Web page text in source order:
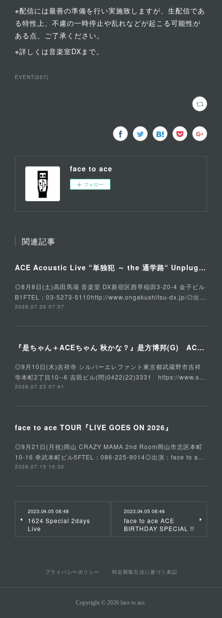
※配信には最善の準備を行い実施致しますが、生配信であ
る特性上、不慮の一時停止や乱れなどが起こる可能性が
ある点、ご了承ください。
※詳しくは音楽室DXまで。
EVENT(257)
face to ace
フォロー
関連記事
ACE Acoustic Live “単独犯 ～ the 通学路“ Unplugged Special
◎8月8日(土)高田馬場 音楽室 DX新宿区西早稲田3-20-4 金子ビル
B1FTEL：03-5273-5110http://www.ongakushitsu-dx.jp/◎出…
2026.07.26 07:37
『是ちゃん＋ACEちゃん 秋かな？』是方博邦(G) ACE(Vo,G) 石川俊介(B) そうる透(Ds)
◎9月10日(木)吉祥寺 シルバーエレファント東京都武蔵野市吉祥
寺本町2丁目10--6 吉田ビル(問)0422(22)3331 https://www.s…
2026.07.23 07:41
face to ace TOUR『LIVE GOES ON 2026』
◎9月21日(月祝)岡山 CRAZY MAMA 2nd Room岡山市北区本町
10-16 幸武本町ビル5FTEL：086-225-9014◎出演：face to a…
2026.07.15 10:30
2023.04.05 08:48
1624 Special 2days
Live
2023.04.05 08:46
face to ace ACE
BIRTHDAY SPECIAL !!
プライバシーポリシー 特定商取引法に基づく表記
Copyright © 2026 face to ace.